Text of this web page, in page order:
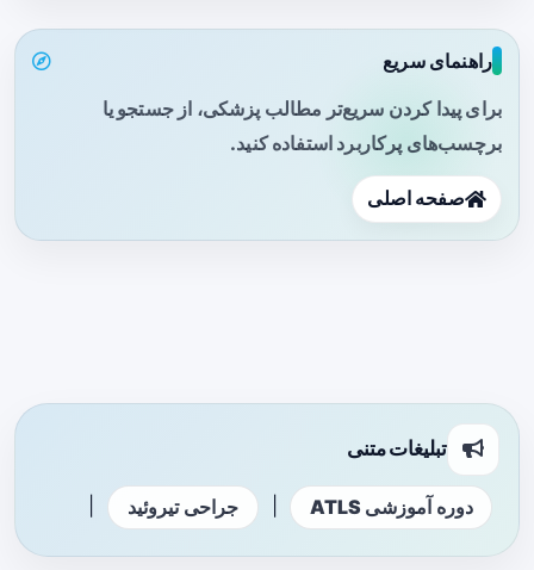
راهنمای سریع
برای پیدا کردن سریع‌تر مطالب پزشکی، از جستجو یا
برچسب‌های پرکاربرد استفاده کنید.
صفحه اصلی
تبلیغات متنی
دوره آموزشی ATLS جراحی تیروئید